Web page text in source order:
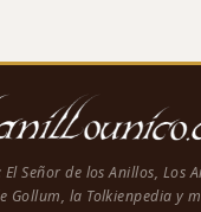
Señor de los Anillos, Los
Gollum, la Tolkienpedia y